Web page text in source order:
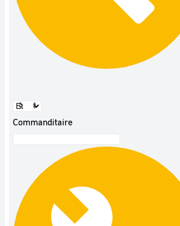
Commanditaire